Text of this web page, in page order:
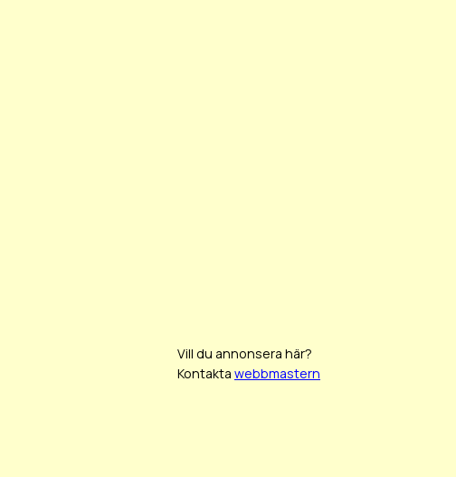
Vill du annonsera här?
Kontakta webbmastern